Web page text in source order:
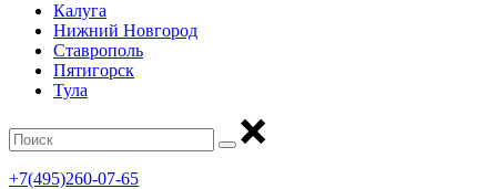
Калуга
Нижний Новгород
Ставрополь
Пятигорск
Тула
+7(495)260-07-65